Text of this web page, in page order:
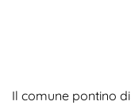
Il comune pontino